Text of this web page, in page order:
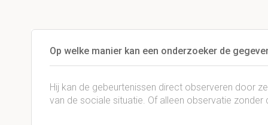
Op welke manier kan een onderzoeker de
Hij kan de gebeurtenissen direct observeren door
van de sociale situatie. Of alleen observatie